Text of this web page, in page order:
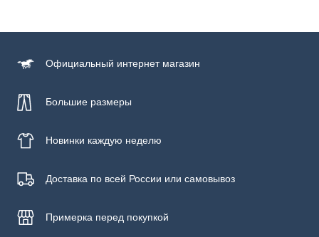
100% хлопок
Бережная стирка при температуре не более 30С, химчистка
запрещена
Официальный интернет магазин
Большие размеры
Новинки каждую неделю
Доставка по всей России или самовывоз
Примерка перед покупкой